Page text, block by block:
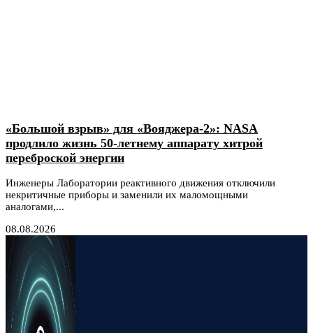
«Большой взрыв» для «Вояджера-2»: NASA
продлило жизнь 50-летнему аппарату хитрой
переброской энергии
Инженеры Лаборатории реактивного движения отключили
некритичные приборы и заменили их маломощными
аналогами,...
08.08.2026